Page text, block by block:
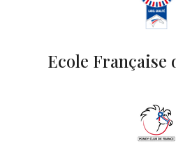
Ecole Française